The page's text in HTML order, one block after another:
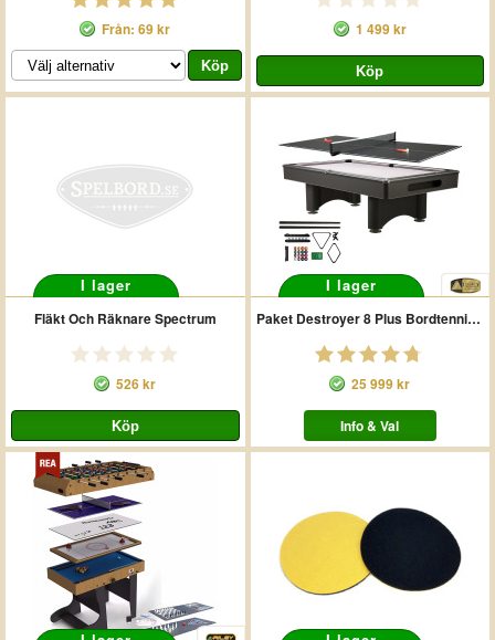
Från: 69 kr 1 499 kr
I lager
Fläkt Och Räknare Spectrum
526 kr
I lager
Paket Destroyer 8 Plus Bordtennisskiva
25 999 kr
Info & Val